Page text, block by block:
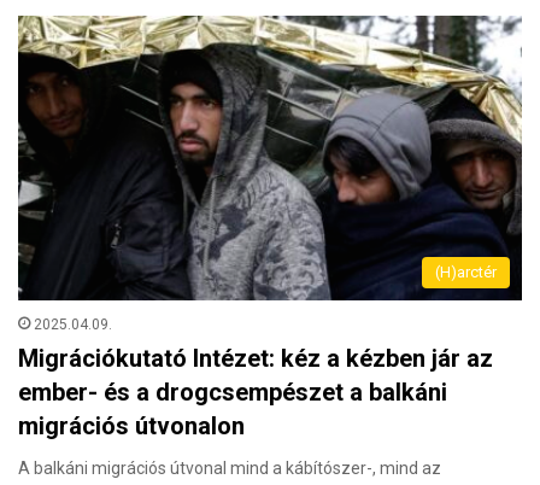
(H)arctér
2025.04.09.
Migrációkutató Intézet: kéz a kézben jár az
ember- és a drogcsempészet a balkáni
migrációs útvonalon
A balkáni migrációs útvonal mind a kábító­szer-, mind az